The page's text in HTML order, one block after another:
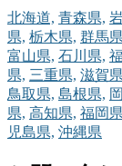
北海道, 青森県,
県, 栃木県, 群馬
富山県, 石川県,
県, 三重県, 滋賀
鳥取県, 島根県,
県, 高知県, 福岡
児島県, 沖縄県